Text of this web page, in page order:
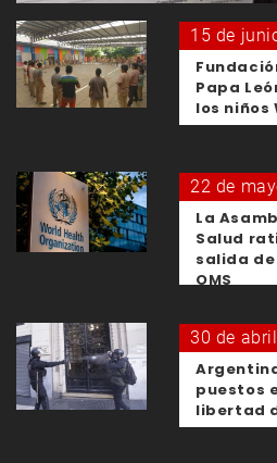
15 de
Papa
los niños
22 de
La
Salud
salida
OMS
30 de
puestos
libertad